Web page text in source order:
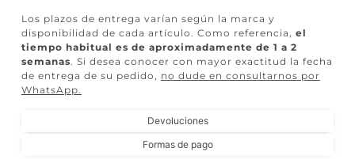
Devoluciones
Formas de pago
Los plazos de entrega varían según la marca y
disponibilidad de cada artículo. Como referencia, el
tiempo habitual es de aproximadamente de 1 a 2
semanas . Si desea conocer con mayor exactitud la fecha
de entrega de su pedido, no dude en consultarnos por
WhatsApp